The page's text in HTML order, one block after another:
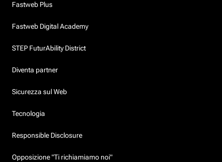
Fastweb Plus
Fastweb Digital Academy
STEP FuturAbility District
Diventa partner
Sicurezza sul Web
Tecnologia
Responsible Disclosure
Opposizione "Ti richiamiamo noi"